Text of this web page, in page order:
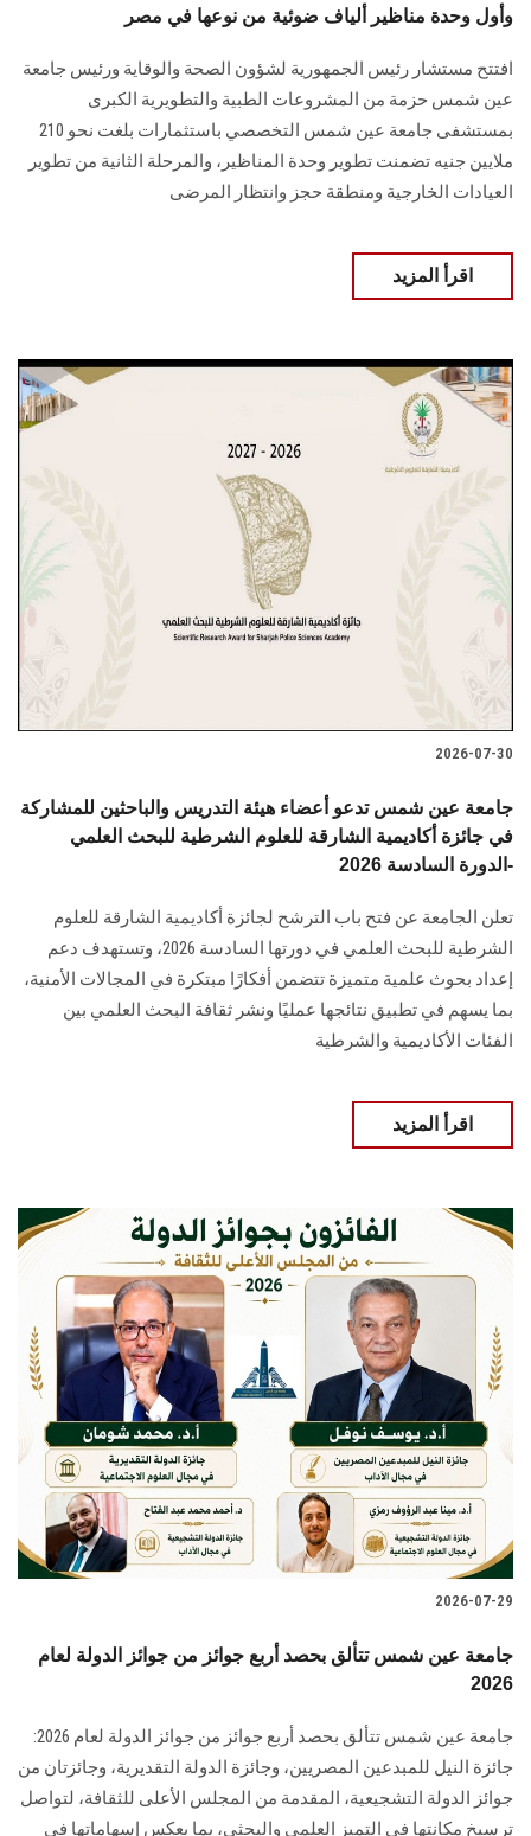
سجل الان
وأول وحدة مناظير ألياف ضوئية من نوعها في مصر
افتتح مستشار رئيس الجمهورية لشؤون الصحة والوقاية ورئيس جامعة
عين شمس حزمة من المشروعات الطبية والتطويرية الكبرى
بمستشفى جامعة عين شمس التخصصي باستثمارات بلغت نحو 210
ملايين جنيه تضمنت تطوير وحدة المناظير، والمرحلة الثانية من تطوير
العيادات الخارجية ومنطقة حجز وانتظار المرضى
اقرأ المزيد
2026-07-30
جامعة عين شمس تدعو أعضاء هيئة التدريس والباحثين للمشاركة
في جائزة أكاديمية الشارقة للعلوم الشرطية للبحث العلمي
-الدورة السادسة 2026
تعلن الجامعة عن فتح باب الترشح لجائزة أكاديمية الشارقة للعلوم
الشرطية للبحث العلمي في دورتها السادسة 2026، وتستهدف دعم
إعداد بحوث علمية متميزة تتضمن أفكارًا مبتكرة في المجالات الأمنية،
بما يسهم في تطبيق نتائجها عمليًا ونشر ثقافة البحث العلمي بين
الفئات الأكاديمية والشرطية
اقرأ المزيد
2026-07-29
جامعة عين شمس تتألق بحصد أربع جوائز من جوائز الدولة لعام
2026
جامعة عين شمس تتألق بحصد أربع جوائز من جوائز الدولة لعام 2026:
جائزة النيل للمبدعين المصريين، وجائزة الدولة التقديرية، وجائزتان من
جوائز الدولة التشجيعية، المقدمة من المجلس الأعلى للثقافة، لتواصل
ترسيخ مكانتها في التميز العلمي والبحثي، بما يعكس إسهاماتها في